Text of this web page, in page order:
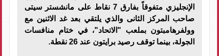
الإنجليزي متفوقاً بفارق 7 نقاط على مانشستر سيتى
صاحب المركز الثانى والذي يلتقي بعد غد الاثنين مع
وولفرهامبتون بملعب "الاتحاد"، في ختام منافسات
الجولة، بينما توقف رصيد برايتون عند 26 نقطة.